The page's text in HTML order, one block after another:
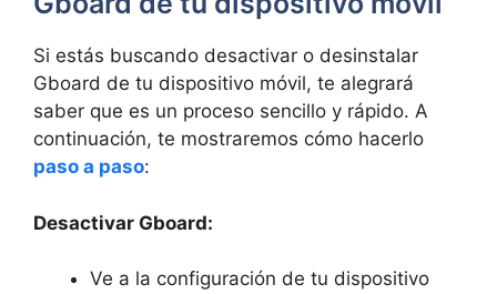
Si estás buscando desactivar o desinstalar
Gboard de tu dispositivo móvil, te alegrará ​
saber que‍ es‍ un proceso sencillo y‍ rápido. A ​
continuación, te mostraremos cómo hacerlo
paso a paso:
Desactivar Gboard:
Ve a ‌la configuración de tu dispositivo